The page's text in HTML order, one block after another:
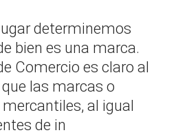
determinemos
bien es una marca.
Comercio es claro al
las marcas o
al igual
de in